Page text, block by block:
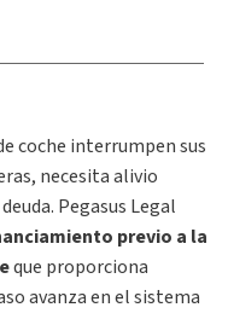
coche interrumpen sus
necesita alivio
Pegasus Legal
previo a la
que proporciona
avanza en el sistema